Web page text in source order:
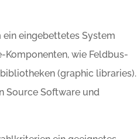
ein eingebettetes System
wie Feldbus-
(graphic libraries).
Source Software und